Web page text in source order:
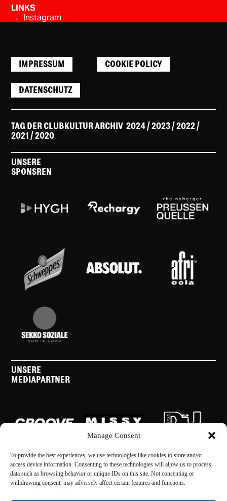
Manage Consent
To provide the best experiences, we use technologies like cookies to store and/or
access device information. Consenting to these technologies will allow us to process
data such as browsing behavior or unique IDs on this site. Not consenting or
withdrawing consent, may adversely affect certain features and functions.
LINKS
→ Instagram
IMPRESSUM COOKIE POLICY
DATENSCHUTZ
TAG DER CLUBKULTUR ARCHIV2024/ 2023/2022/
2021 /2020
UNSERE
SPONSREN
UNSERE
MEDIAPARTNER